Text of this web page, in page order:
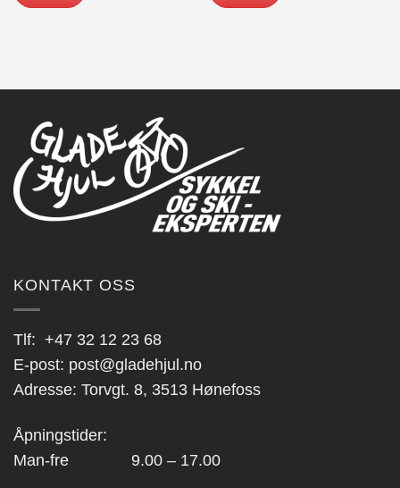
velges
på
produktsiden
KONTAKT OSS
Tlf: +47 32 12 23 68
E-post: post@gladehjul.no
Adresse: Torvgt. 8, 3513 Hønefoss
Åpningstider:
Man-fre 9.00 – 17.00